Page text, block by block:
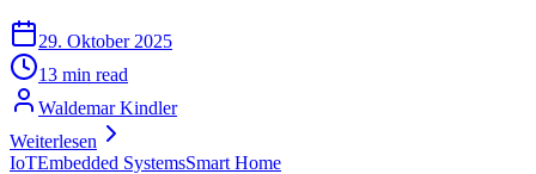
29. Oktober 2025
13 min read
Waldemar Kindler
Weiterlesen
IoTEmbedded SystemsSmart Home